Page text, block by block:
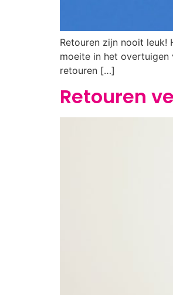
Retouren zijn nooit
moeite in het overtuigen
retouren […]
Retouren